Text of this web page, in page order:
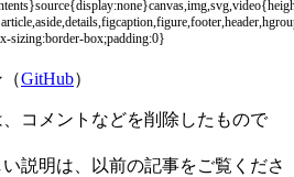
}source{display:none}canvas,img,svg,video{
article,aside,details,figcaption,figure,footer,header,
-sizing:border-box;padding:0}
GitHub）
、コメントなどを削除したもので
説明は、以前の記事をご覧くださ